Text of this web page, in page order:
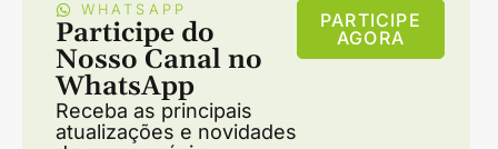
WHATSAPP
Participe do
Nosso Canal no
WhatsApp
Receba as principais
atualizações e novidades
PARTICIPE
AGORA